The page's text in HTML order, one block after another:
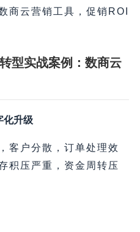
商云营销工具，促销ROI
型实战案例：数商云
化升级
客户分散，订单处理效
积压严重，资金周转压